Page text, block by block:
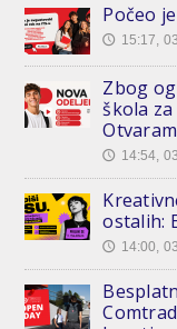
Počeo
🕔 15:17,
Zbog
škola
🕔 14:54,
ostalih:
🕔 14:00,